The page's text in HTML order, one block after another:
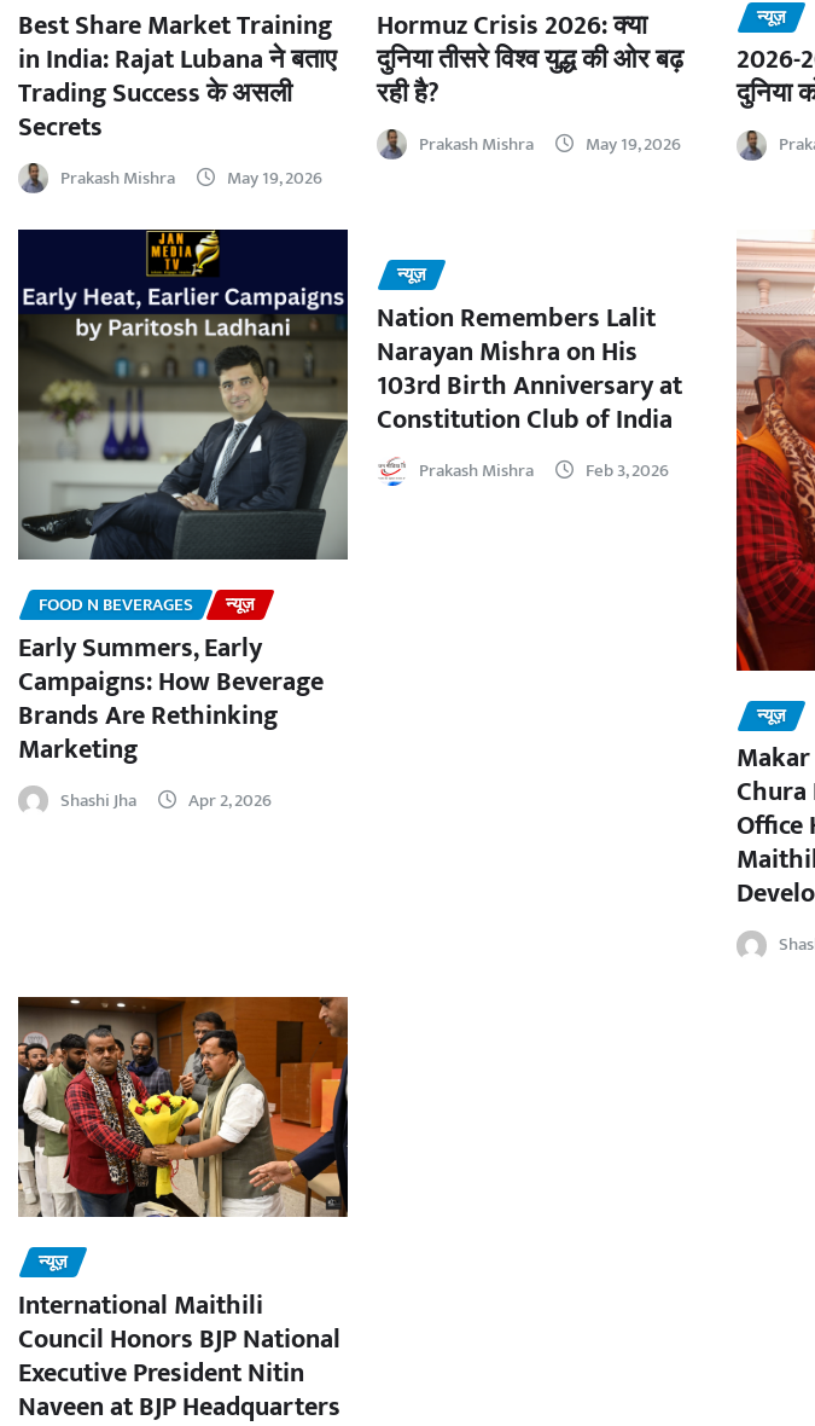
Best Share Market Training
in India: Rajat Lubana ने बताए
Trading Success के असली
Secrets
Prakash Mishra May 19, 2026
Hormuz Crisis 2026: क्या
दुनिया तीसरे विश्व युद्ध की ओर बढ़
रही है?
Prakash Mishra May 19, 2026
न्यूज़
2026-
दुनिया
FOOD N BEVERAGES न्यूज़
Early Summers, Early
Campaigns: How Beverage
Brands Are Rethinking
Marketing
Shashi Jha Apr 2, 2026
न्यूज़
Nation Remembers Lalit
Narayan Mishra on His
103rd Birth Anniversary at
Constitution Club of India
Prakash Mishra Feb 3, 2026
न्यूज़
Chura
न्यूज़
International Maithili
Council Honors BJP National
Executive President Nitin
Naveen at BJP Headquarters